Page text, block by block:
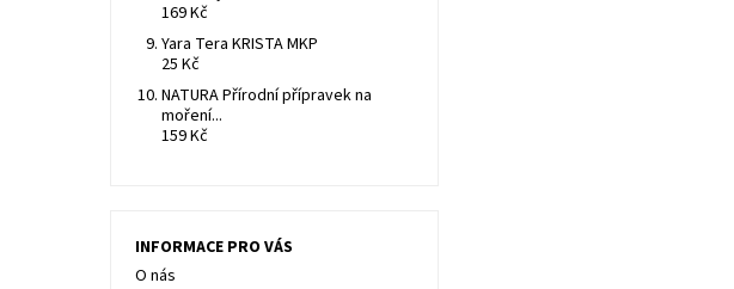
169 Kč
Yara Tera KRISTA MKP
25 Kč
NATURA Přírodní přípravek na
moření...
159 Kč
INFORMACE PRO VÁS
O nás